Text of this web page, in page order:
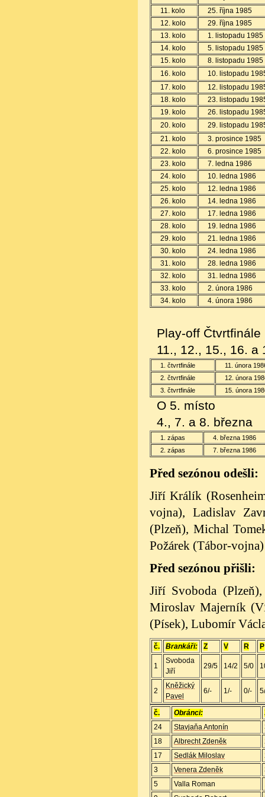
11. kolo
25. října 1985
12. kolo
29. října 1985
13. kolo
1. listopadu 1985
14. kolo
5. listopadu 1985
15. kolo
8. listopadu 1985
16. kolo
10. listopadu
17. kolo
12. listopadu
18. kolo
23. listopadu
19. kolo
26. listopadu
20. kolo
29. listopadu
21. kolo
3. prosince 1985
22. kolo
6. prosince 1985
23. kolo
7. ledna 1986
24. kolo
10. ledna 1986
25. kolo
12. ledna 1986
26. kolo
14. ledna 1986
27. kolo
17. ledna 1986
28. kolo
19. ledna 1986
29. kolo
21. ledna 1986
30. kolo
24. ledna 1986
31. kolo
28. ledna 1986
32. kolo
31. ledna 1986
33. kolo
2. února 1986
34. kolo
4. února 1986
Play-off Čtvrtfinále
11., 12., 15., 16. a
1. čtvrtfinále
11. února
2. čtvrtfinále
12. února
3. čtvrtfinále
15. února
O 5. místo
4., 7. a 8. března
1. zápas 4. března 1986
2. zápas
7. března 1986
Před sezónou odešli:
Jiří Králík
vojna), Ladislav
(Plzeň), Michal
Požárek (Tábor-vojna)
Před sezónou přišli:
Jiří Svoboda
Miroslav Majerník
(Písek), Lubomír
č. Brankáři: Z V R P
1
Svoboda
Jiří
29/5 14/2 5/0
2
Kněžický
Pavel
6/- 1/- 0/-
č. Obránci:
24
Stavjaňa Antonín
18
Albrecht Zdeněk
17
Sedlák Miloslav
3
Venera Zdeněk
5
Valla Roman